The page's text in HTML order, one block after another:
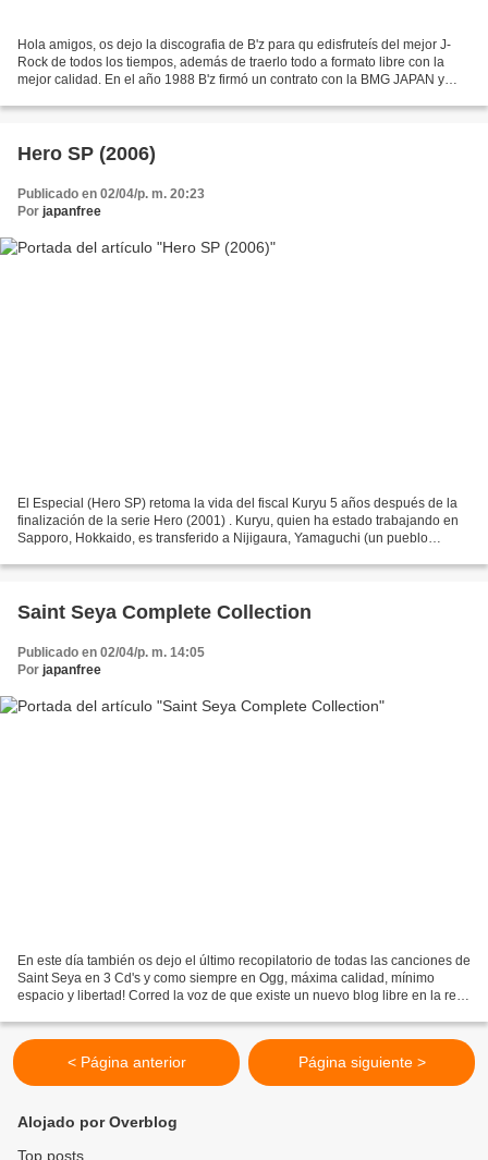
Hola amigos, os dejo la discografia de B'z para qu edisfruteís del mejor J-
Rock de todos los tiempos, además de traerlo todo a formato libre con la
mejor calidad. En el año 1988 B'z firmó un contrato con la BMG JAPAN y
Hero SP (2006)
Publicado en 02/04/p. m. 20:23
Por japanfree
El Especial (Hero SP) retoma la vida del fiscal Kuryu 5 años después de la
finalización de la serie Hero (2001) . Kuryu, quien ha estado trabajando en
Sapporo, Hokkaido, es transferido a Nijigaura, Yamaguchi (un pueblo
Saint Seya Complete Collection
Publicado en 02/04/p. m. 14:05
Por japanfree
En este día también os dejo el último recopilatorio de todas las canciones de
Saint Seya en 3 Cd's y como siempre en Ogg, máxima calidad, mínimo
espacio y libertad! Corred la voz de que existe un nuevo blog libre en la red
< Página anterior Página siguiente >
Alojado por Overblog
Top posts